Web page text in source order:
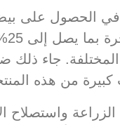
في الحصول على
جاء
من هذه
واستصلاح